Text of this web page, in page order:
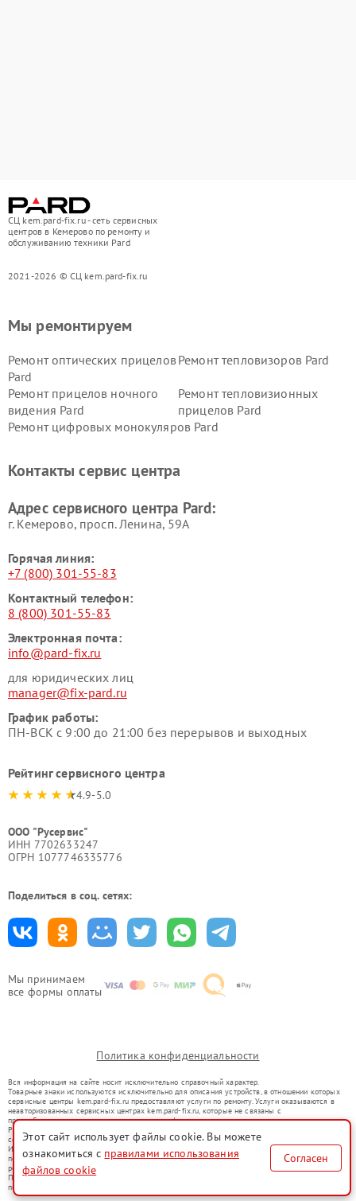
СЦ kem.pard-fix.ru - сеть сервисных
центров в Кемерово по ремонту и
обслуживанию техники Pard
2021-2026 © СЦ kem.pard-fix.ru
Мы принимаем
все формы оплаты
Мы ремонтируем
Ремонт оптических прицелов
Pard
Ремонт тепловизоров Pard
Ремонт прицелов ночного
видения Pard
Ремонт тепловизионных
прицелов Pard
Ремонт цифровых монокуляров Pard
Контакты сервис центра
Адрес сервисного центра Pard:
г. Кемерово, просп. Ленина, 59А
Горячая линия:
+7 (800) 301-55-83
Контактный телефон:
8 (800) 301-55-83
Электронная почта:
info@pard-fix.ru
для юридических лиц
manager@fix-pard.ru
График работы:
ПН-ВСК с 9:00 до 21:00 без перерывов и выходных
Рейтинг сервисного центра
4.9-5.0
ООО "Русервис"
ИНН 7702633247
ОГРН 1077746335776
Поделиться в соц. сетях:
Политика конфиденциальности
Вся информация на сайте носит исключительно справочный характер.
Товарные знаки используются исключительно для описания устройств, в отношении которых
сервисные центры kem.pard-fix.ru предоставляют услуги по ремонту. Услуги оказываются в
неавторизованных сервисных центрах kem.pard-fix.ru, которые не связаны с
правообладателями товарных знаков или их официальными представителями.
Ремонт осуществляется для устройств, уже введенных в гражданский оборот в соответствии
со статьей 1487 ГК РФ.
Использование товарных знаков не преследует цели индивидуализации услуг или введения
потребителей в заблуждение, а служит для информирования о предоставляемых услугах по
ремонту техники указанных брендов.
Представленная на сайте информация не является публичной офертой, определяемой
положениями Статьи 437(2) Гражданского кодекса РФ
Этот сайт использует файлы cookie. Вы можете
ознакомиться с правилами использования
файлов cookie
Согласен